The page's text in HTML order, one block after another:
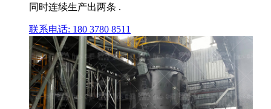
同时连续生产出两条 .
联系电话: 180 3780 8511